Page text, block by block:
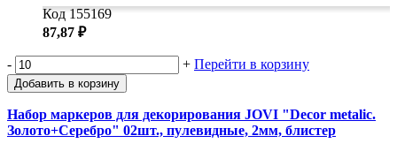
Код 155169
87,87 ₽
- + Перейти в корзину
Добавить в корзину
Набор маркеров для декорирования JOVI "Decor metalic.
Золото+Серебро" 02шт., пулевидные, 2мм, блистер